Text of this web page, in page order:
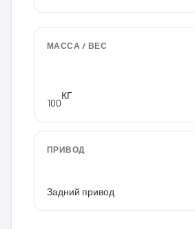
МАССА / ВЕС
100
КГ
ПРИВОД
Задний привод